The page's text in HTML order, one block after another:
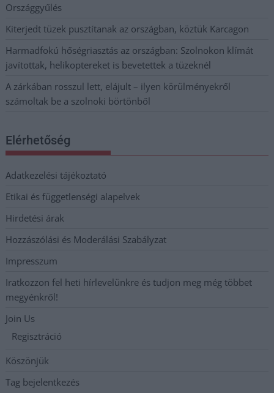
Országgyűlés
Kiterjedt tüzek pusztítanak az országban, köztük Karcagon
Harmadfokú hőségriasztás az országban: Szolnokon klímát
javítottak, helikoptereket is bevetettek a tüzeknél
A zárkában rosszul lett, elájult – ilyen körülményekről
számoltak be a szolnoki börtönből
Elérhetőség
Adatkezelési tájékoztató
Etikai és függetlenségi alapelvek
Hirdetési árak
Hozzászólási és Moderálási Szabályzat
Impresszum
Iratkozzon fel heti hírlevelünkre és tudjon meg még többet
megyénkről!
Join Us
Regisztráció
Köszönjük
Tag bejelentkezés